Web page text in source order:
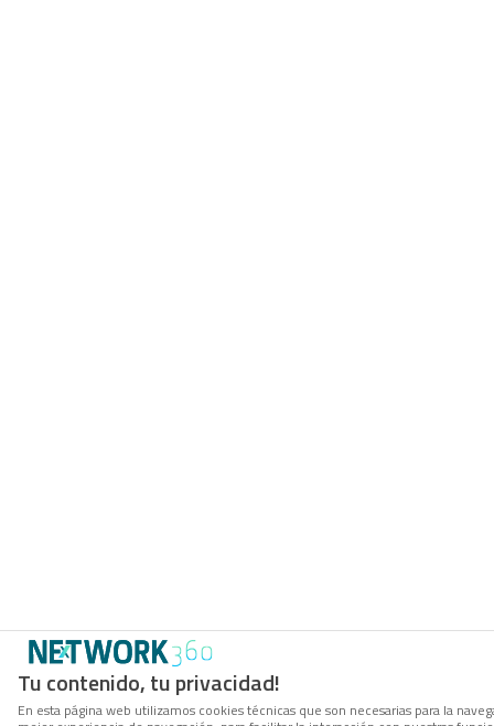
Tu contenido, tu privacidad!
En esta página web utilizamos cookies técnicas que son necesarias para la